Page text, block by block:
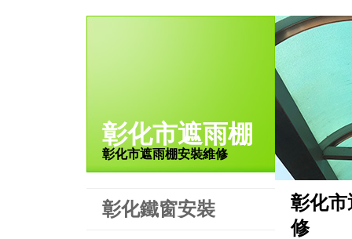
彰化市遮雨棚
彰化市遮雨棚安裝維修
彰化鐵窗安裝
彰化
修